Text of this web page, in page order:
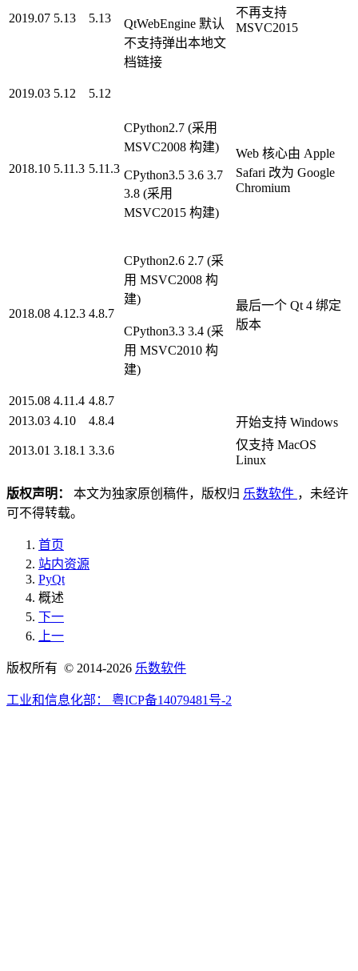
2019.07 5.13 5.13
QtWebEngine 默认
不支持弹出本地文
档链接
不再支持
MSVC2015
2019.03 5.12 5.12
2018.10 5.11.3 5.11.3
CPython2.7 (采用
MSVC2008 构建)
CPython3.5 3.6 3.7
3.8 (采用
MSVC2015 构建)
Web 核心由 Apple
Safari 改为 Google
Chromium
2018.08 4.12.3 4.8.7
CPython2.6 2.7 (采
用 MSVC2008 构
建)
CPython3.3 3.4 (采
用 MSVC2010 构
建)
最后一个 Qt 4 绑定
版本
2015.08 4.11.4 4.8.7
2013.03 4.10 4.8.4 开始支持 Windows
2013.01 3.18.1 3.3.6
仅支持 MacOS
Linux
版权声明： 本文为独家原创稿件，版权归 乐数软件 ，未经许
可不得转载。
首页
站内资源
PyQt
概述
下一
上一
版权所有 © 2014-2026 乐数软件
工业和信息化部： 粤ICP备14079481号-2